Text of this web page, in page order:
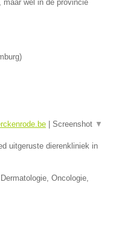
maar wel in de provincie
)
Screenshot ▼
uitgeruste dierenkliniek in
Oncologie,